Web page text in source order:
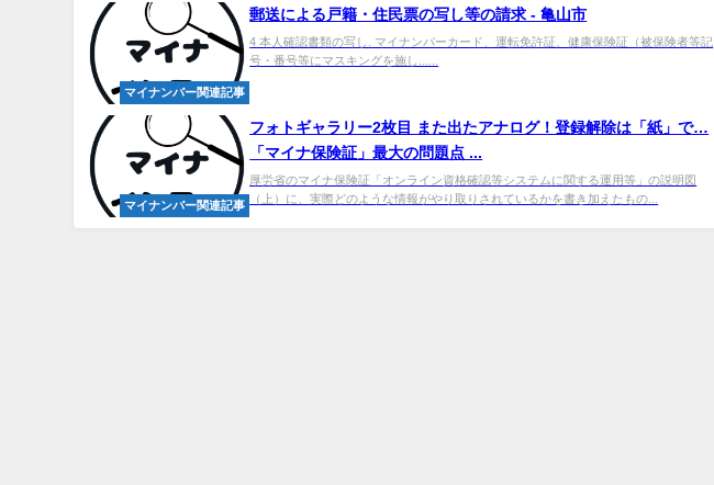
マイナンバー関連記事
郵送による戸籍・住民票の写し等の請求 - 亀山市
4 本人確認書類の写し. マイナンバーカード、運転免許証、健康保険証（被保険者等記
号・番号等にマスキングを施し......
マイナンバー関連記事
フォトギャラリー2枚目 また出たアナログ！登録解除は「紙」で…
「マイナ保険証」最大の問題点 ...
厚労省のマイナ保険証「オンライン資格確認等システムに関する運用等」の説明図
（上）に、実際どのような情報がやり取りされているかを書き加えたもの...